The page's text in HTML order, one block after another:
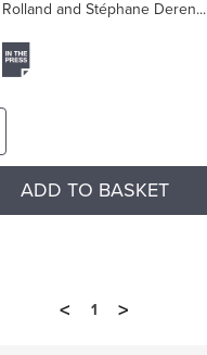
Rolland and Stéphane Deren...
ADD TO BASKET
< 1 >